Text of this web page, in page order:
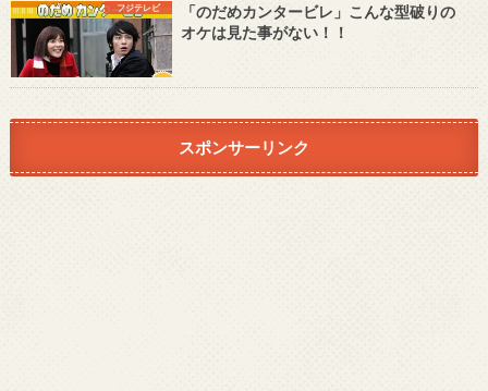
フジテレビ
「のだめカンタービレ」こんな型破りの
オケは見た事がない！！
スポンサーリンク